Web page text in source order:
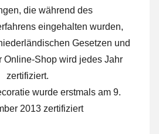
die während des
eingehalten wurden,
Gesetzen und
Online-Shop wird jedes Jahr
zertifiziert.
wurde erstmals am 9.
2013 zertifiziert